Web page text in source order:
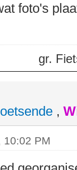
foto's
gr.
,
10:02 PM